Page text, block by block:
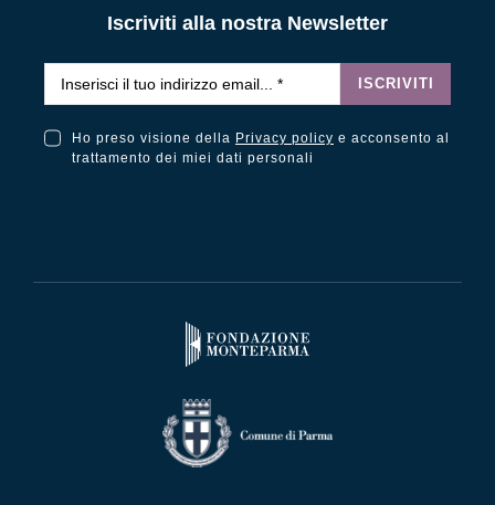
Iscriviti alla nostra Newsletter
ISCRIVITI
Ho preso visione della Privacy policy e acconsento al
trattamento dei miei dati personali